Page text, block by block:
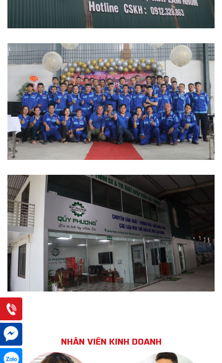
Việc đầu tư vào máy móc thiết bị để sản xuất nội thất
thường tốn kém rất nhiều chi phí. Tuy nhiên, xét về tính
riêng sẽ mang đến lợi ích kinh tế rất cao.
Báo giá máy cưa bàn trượt 2 lưỡi
Tùy vào nhu cầu của mỗi nhà đầu tư như quy mô sản xuất,
sản lượng, nhân công, chi phí đầu tư nên để được báo giá
chính xác nhất quý khách hãy gọi đến Hotline của chúng
tôi để được tư vấn và báo giá chính xác nhất đối với nhu
cầu của mình.
Hotline:
0981 217 888 – 0925 797 888 – 0969 844 588 –
Email: cokhitonghopquiphuong@gmail.com
Địa chỉ: Tiểu Khu Phú Mỹ – Thị Trấn Phú Xuyên – Hà Nội
XEM THÊM HÌNH ẢNH CHI TIẾT MÁY
NHÂN VIÊN KINH DOANH